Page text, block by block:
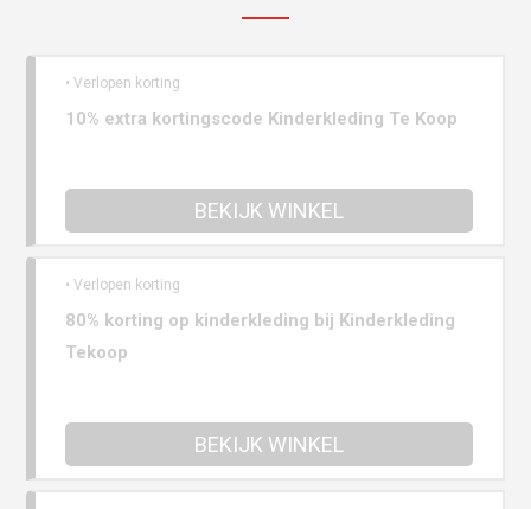
• Verlopen korting
10% extra kortingscode Kinderkleding Te Koop
BEKIJK WINKEL
• Verlopen korting
80% korting op kinderkleding bij Kinderkleding
Tekoop
BEKIJK WINKEL